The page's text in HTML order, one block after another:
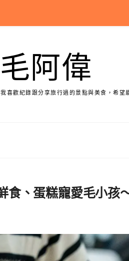
阿偉
喜歡紀錄跟分享旅行過的景點與美食，希望
食、蛋糕寵愛毛小孩